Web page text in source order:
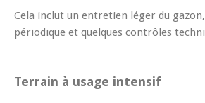
Cela inclut un entretien léger du
périodique et quelques contrôles
Terrain à usage intensif